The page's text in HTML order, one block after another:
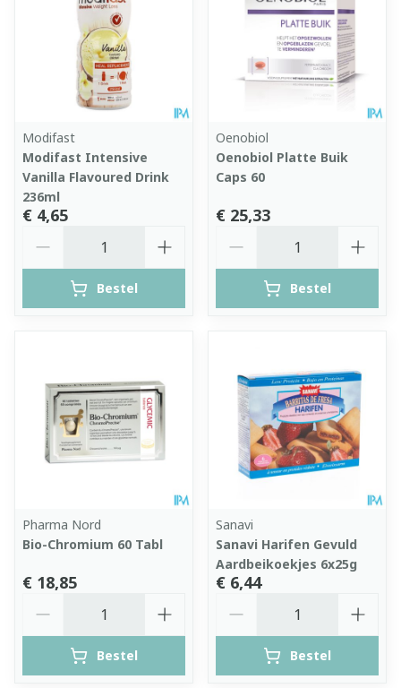
Modifast
Modifast Intensive
Vanilla Flavoured Drink
236ml
€ 4,65
Bestel
Oenobiol
Oenobiol Platte Buik
Caps 60
€ 25,33
Bestel
Pharma Nord
Bio-Chromium 60 Tabl
€ 18,85
Bestel
Sanavi
Sanavi Harifen Gevuld
Aardbeikoekjes 6x25g
€ 6,44
Bestel